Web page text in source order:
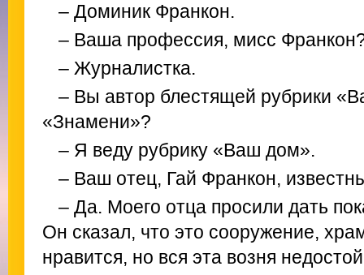
– Доминик Франкон.
– Ваша профессия, мисс
– Журналистка.
– Вы автор блестящей рубрики
«Знамени»?
– Я веду рубрику «Ваш дом».
– Ваш отец, Гай Франкон,
– Да. Моего отца просили дать
Он сказал, что это сооружение,
нравится, но вся эта возня